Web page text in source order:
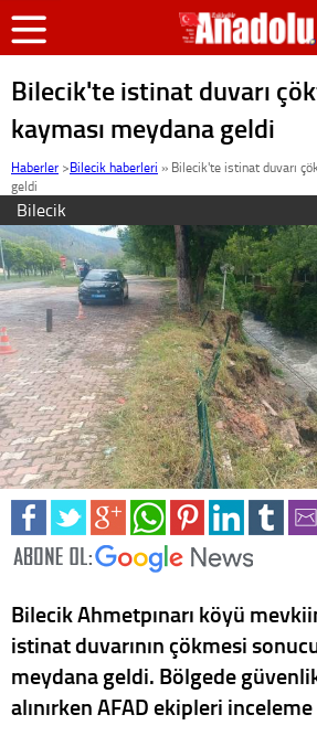
Bilecik'te istinat duvarı
kayması meydana geldi
Haberler >Bilecik haberleri » Bilecik'te istinat duvarı
geldi
Bilecik
Bilecik Ahmetpınarı köyü
istinat duvarının çökmesi
meydana geldi. Bölgede
alınırken AFAD ekipleri